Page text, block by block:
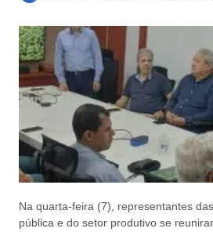
Na quarta-feira (7), representantes
pública e do setor produtivo se